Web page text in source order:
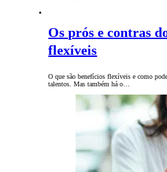
Os prós e contras
flexíveis
O que são benefícios flexíveis e como
talentos. Mas também há o…